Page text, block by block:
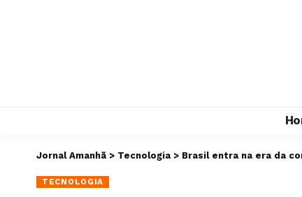
Jornal Amanhã > Tecnologia > Brasil entra na era da
TECNOLOGIA